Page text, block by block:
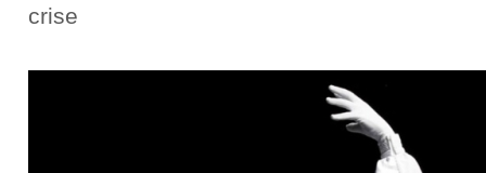
crise